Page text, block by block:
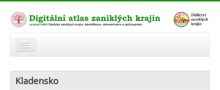
Modelová území
Kladensko